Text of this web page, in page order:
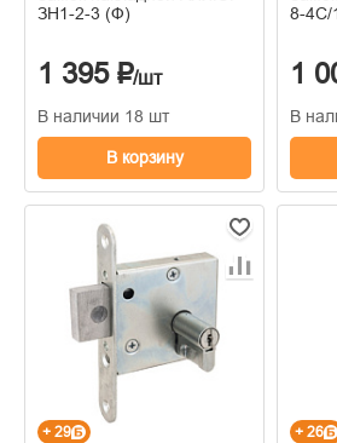
ЗН1-2-3 (Ф)
1 395 ₽/шт
В наличии 18 шт
В корзину
8-4С/
1
В
+ 29 + 26